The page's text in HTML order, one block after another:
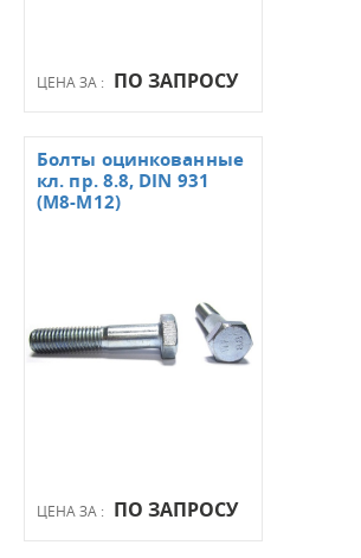
ЦЕНА ЗА : ПО ЗАПРОСУ
ЦЕНА ЗА : ПО ЗАПРОСУ
Болты оцинкованные
кл. пр. 8.8, DIN 931
(М8-М12)